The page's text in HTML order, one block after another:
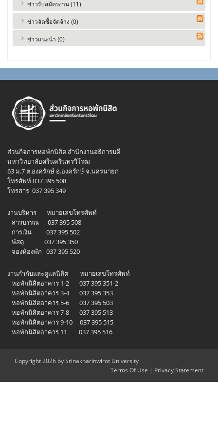
ข่าวรับสมัครงาน (11)
ข่าวจัดซื้อจัดจ้าง (0)
ข่าวแนะนำ (0)
ส่วนกิจการหอพักนิสิต สำนักงานอธิการบดี
มหาวิทยาลัยศรีนครินทรวิโรฒ
63 ม.7 ต.องครักษ์ อ.องครักษ์ จ.นครนายก
โทรศัพท์ 037 395 508
โทรสาร 037 395 349
งานบริหาร หมายเลขโทรศัพท์
สารบรรณ 037 395 508
การเงิน 037 395 502
พัสดุ 037 395 350
จองห้องพัก 037 395 520
งานกำกับและดูแลนิสิต หมายเลขโทรศัพท์
หอพักนิสิตอาคาร 1-2 037 395 351-2
หอพักนิสิตอาคาร 3-4 037 395 353
หอพักนิสิตอาคาร 5-6 037 395 503
หอพักนิสิตอาคาร 7-8 037 395 513
หอพักนิสิตอาคาร 9-10 037 395 515
หอพักนิสิตอาคาร 11 037 395 516
Copyright 2026 by Srinakharinwirot University
Terms Of Use | Privacy Statement